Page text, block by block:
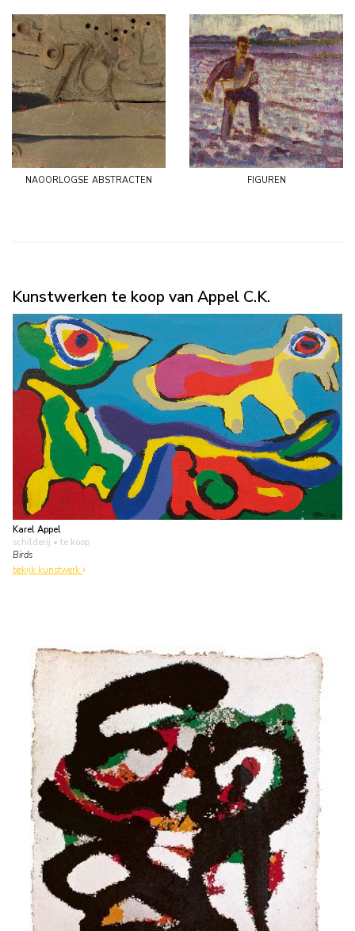
naoorlogse abstracten figuren
Kunstwerken te koop van Appel C.K.
Karel Appel
schilderij • te koop
Birds
bekijk kunstwerk